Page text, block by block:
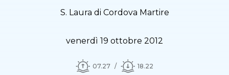
S. Laura di Cordova Martire
venerdì 19 ottobre 2012
07.27 18.22